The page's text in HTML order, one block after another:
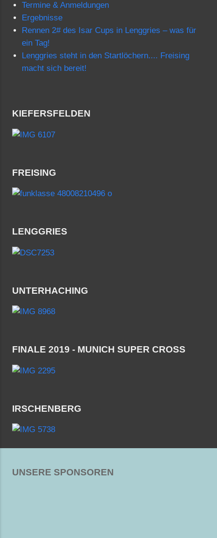
Termine & Anmeldungen
Ergebnisse
Rennen 2# des Isar Cups in Lenggries – was für
ein Tag!
Lenggries steht in den Startlöchern.... Freising
macht sich bereit!
KIEFERSFELDEN
FREISING
LENGGRIES
UNTERHACHING
FINALE 2019 - MUNICH SUPER CROSS
IRSCHENBERG
UNSERE SPONSOREN